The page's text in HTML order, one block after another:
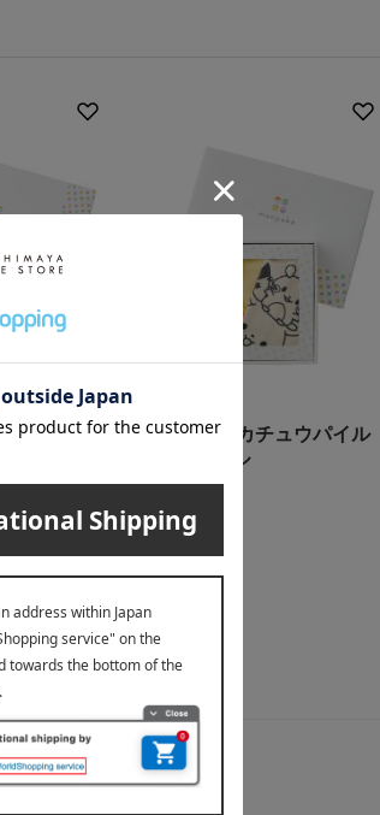
プロンス
モンポケ ピカチュウパイル
カバーオール
3,960